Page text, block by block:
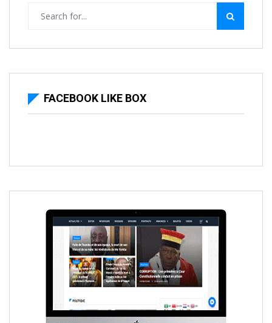
FACEBOOK LIKE BOX